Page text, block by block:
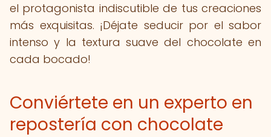
el protagonista indiscutible de tus creaciones
más exquisitas. ¡Déjate seducir por el sabor
intenso y la textura suave del chocolate en
cada bocado!
Conviértete en un experto en
repostería con chocolate